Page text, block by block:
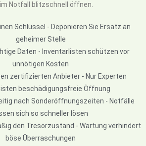
Notfall blitzschnell öffnen.
Schlüssel - Deponieren Sie Ersatz an
geheimer Stelle
Daten - Inventarlisten schützen vor
unnötigen Kosten
zertifizierten Anbieter - Nur Experten
beschädigungsfreie Öffnung
nach Sonderöffnungszeiten - Notfälle
sich so schneller lösen
den Tresorzustand - Wartung verhindert
böse Überraschungen